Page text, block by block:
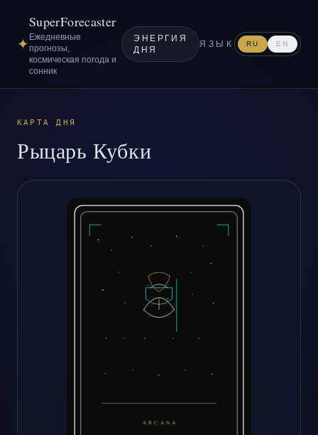
✦
SuperForecaster
Ежедневные
прогнозы,
космическая погода и
сонник
ЭНЕРГИЯ
ДНЯ
ЯЗЫК RU EN
КАРТА ДНЯ
Рыцарь Кубки